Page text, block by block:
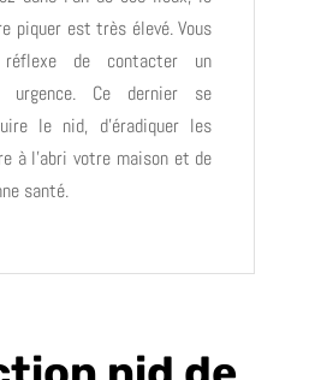
piquer est très élevé. Vous
de contacter un
urgence. Ce dernier se
le nid, d’éradiquer les
à l’abri votre maison et de
santé.